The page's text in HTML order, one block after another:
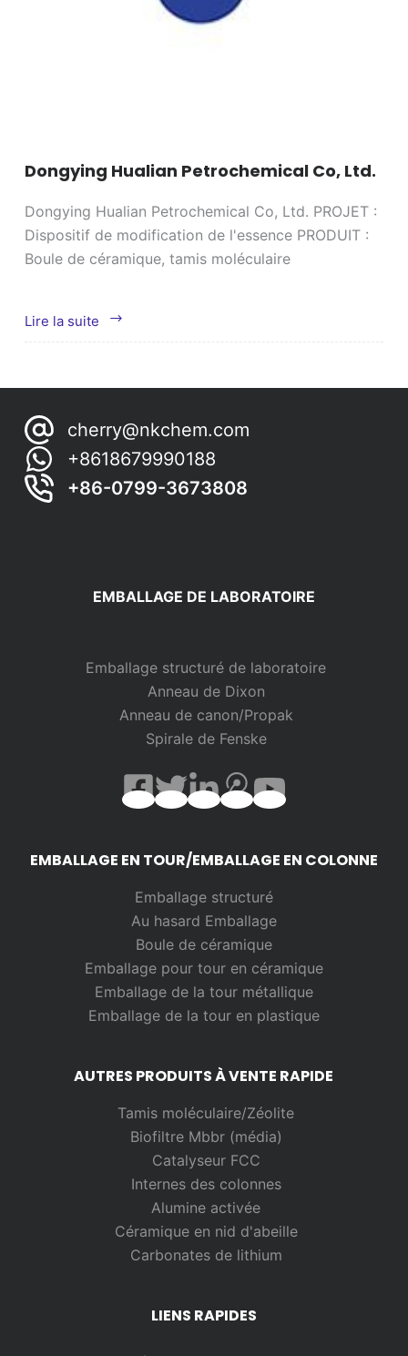
Dongying Hualian Petrochemical Co, Ltd.
Dongying Hualian Petrochemical Co, Ltd. PROJET :
Dispositif de modification de l'essence PRODUIT :
Boule de céramique, tamis moléculaire
Lire la suite
Dongying
Hualian
Co,
cherry@nkchem.com
+8618679990188
+86-0799-3673808
EMBALLAGE DE LABORATOIRE
Emballage structuré de laboratoire
Anneau de Dixon
Anneau de canon/Propak
Spirale de Fenske
EMBALLAGE EN TOUR/EMBALLAGE EN COLONNE
Emballage structuré
Au hasard Emballage
Boule de céramique
Emballage pour tour en céramique
Emballage de la tour métallique
Emballage de la tour en plastique
AUTRES PRODUITS À VENTE RAPIDE
Tamis moléculaire/Zéolite
Biofiltre Mbbr (média)
Catalyseur FCC
Internes des colonnes
Alumine activée
Céramique en nid d'abeille
Carbonates de lithium
LIENS RAPIDES